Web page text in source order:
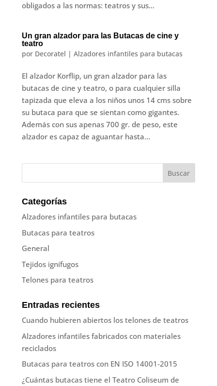
obligados a las normas: teatros y sus...
Un gran alzador para las Butacas de cine y
teatro
por Decoratel | Alzadores infantiles para butacas
El alzador Korflip, un gran alzador para las
butacas de cine y teatro, o para cualquier silla
tapizada que eleva a los niños unos 14 cms sobre
su butaca para que se sientan como gigantes.
Además con sus apenas 700 gr. de peso, este
alzador es capaz de aguantar hasta...
Categorías
Alzadores infantiles para butacas
Butacas para teatros
General
Tejidos ignífugos
Telones para teatros
Entradas recientes
Cuando hubieren abiertos los telones de teatros
Alzadores infantiles fabricados con materiales
reciclados
Butacas para teatros con EN ISO 14001-2015
¿Cuántas butacas tiene el Teatro Coliseum de